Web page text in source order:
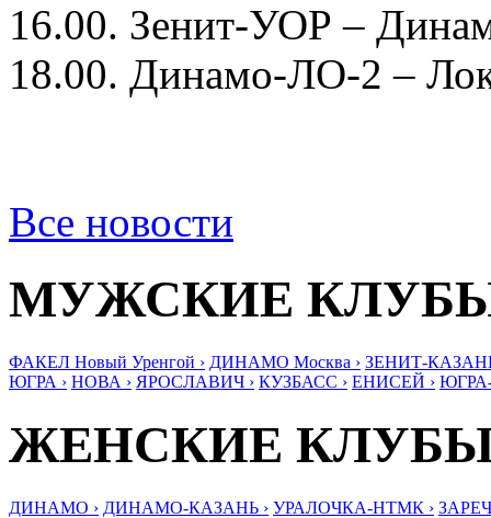
16.00. Зенит-УОР –
18.00. Динамо-ЛО-2 –
Все новости
МУЖСКИЕ
ФАКЕЛ Новый Уренгой › ДИНАМО Москва › ЗЕНИТ-
ЮГРА › НОВА › ЯРОСЛАВИЧ › КУЗБАСС › ЕНИСЕЙ ›
ЖЕНСКИЕ
ДИНАМО › ДИНАМО-КАЗАНЬ › УРАЛОЧКА-НТМК ›